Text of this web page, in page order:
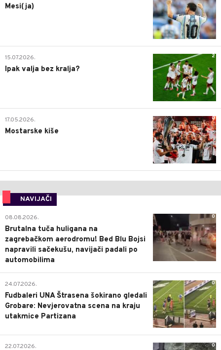
Mesi(ja)
2
15.07.2026.
Ipak valja bez kralja?
0
17.05.2026.
Mostarske kiše
NAVIJAČI
0
08.08.2026.
Brutalna tuča huligana na
zagrebačkom aerodromu! Bed Blu Bojsi
napravili sačekušu, navijači padali po
automobilima
0
24.07.2026.
Fudbaleri UNA Štrasena šokirano gledali
Grobare: Nevjerovatna scena na kraju
utakmice Partizana
0
22.07.2026.